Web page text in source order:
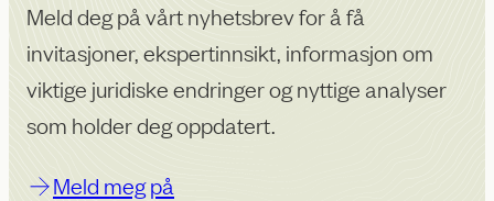
Meld deg på vårt nyhetsbrev for å få
invitasjoner, ekspertinnsikt, informasjon om
viktige juridiske endringer og nyttige analyser
som holder deg oppdatert.
Meld meg på